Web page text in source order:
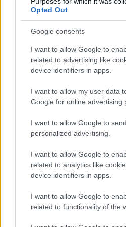
Opted Out
Google consents
I want to allow Google to
related to advertising like
device identifiers in apps.
I want to allow my user data
Google for online advertising
I want to allow Google to
personalized advertising.
I want to allow Google to
related to analytics like
device identifiers in apps.
I want to allow Google to
related to functionality of the
ami kevesebb csatlakozási
kevesebb lehetséges
Az anyaghasználat szintén
Különböző anyagok, mint
acél, eltérően viselkednek
ez befolyásolhatja a
választás során érdemes
venni, hiszen az
meghatározhatja a